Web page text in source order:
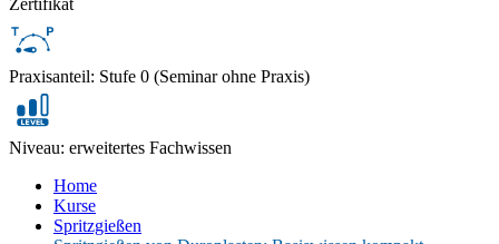
Zertifikat
Praxisanteil: Stufe 0 (Seminar ohne Praxis)
Niveau: erweitertes Fachwissen
Home
Kurse
Spritzgießen